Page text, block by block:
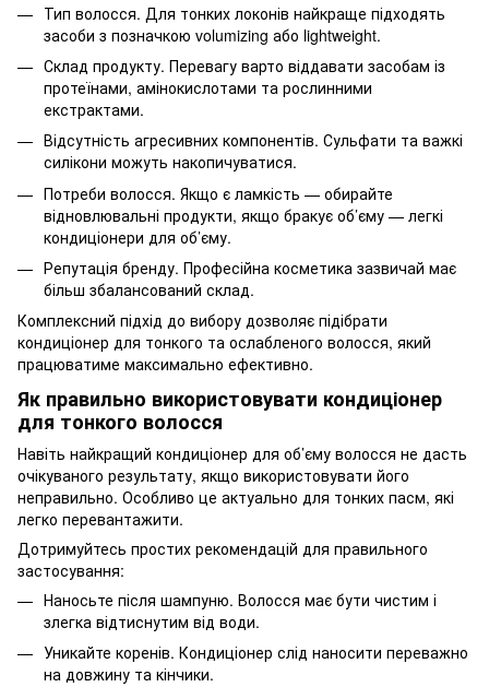
Тип волосся. Для тонких локонів найкраще підходять
засоби з позначкою volumizing або lightweight.
Склад продукту. Перевагу варто віддавати засобам із
протеїнами, амінокислотами та рослинними
екстрактами.
Відсутність агресивних компонентів. Сульфати та важкі
силікони можуть накопичуватися.
Потреби волосся. Якщо є ламкість — обирайте
відновлювальні продукти, якщо бракує об’єму — легкі
кондиціонери для об’єму.
Репутація бренду. Професійна косметика зазвичай має
більш збалансований склад.
Комплексний підхід до вибору дозволяє підібрати
кондиціонер для тонкого та ослабленого волосся, який
працюватиме максимально ефективно.
Як правильно використовувати кондиціонер
для тонкого волосся
Навіть найкращий кондиціонер для об’єму волосся не дасть
очікуваного результату, якщо використовувати його
неправильно. Особливо це актуально для тонких пасм, які
легко перевантажити.
Дотримуйтесь простих рекомендацій для правильного
застосування:
Наносьте після шампуню. Волосся має бути чистим і
злегка відтиснутим від води.
Уникайте коренів. Кондиціонер слід наносити переважно
на довжину та кінчики.